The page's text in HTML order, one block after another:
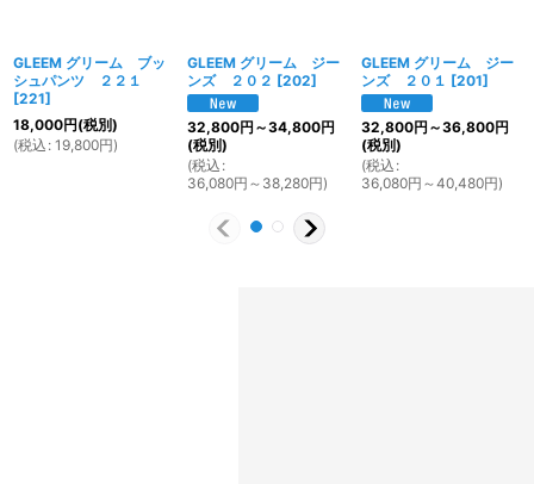
GLEEM グリーム ブッ
シュパンツ ２２１
[221]
18,000円(税別)
(税込 : 19,800円)
GLEEM グリーム ジー
ンズ ２０２ [202]
32,800円 ～34,800円
(税別)
(税込 :
36,080円 ～38,280円)
GLEEM グリーム ジー
ンズ ２０１ [201]
32,800円 ～36,800円
(税別)
(税込 :
36,080円 ～40,480円)